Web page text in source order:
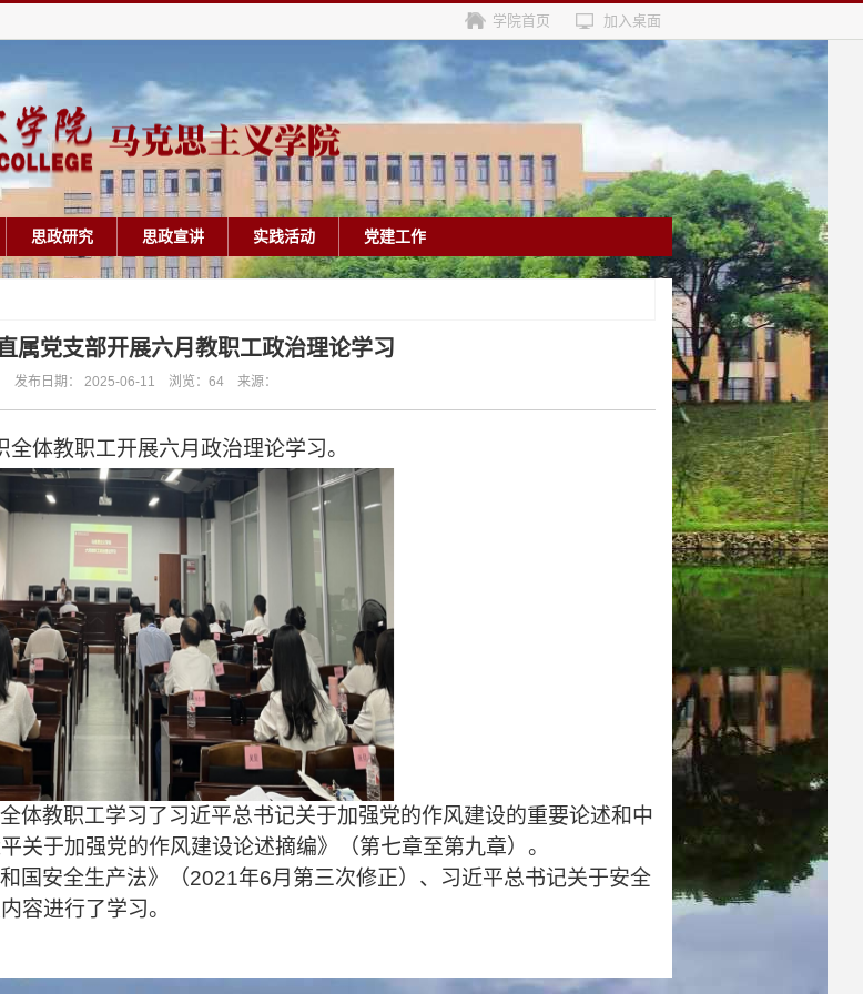
学院首页 加入桌面
思政研究 思政宣讲 实践活动 党建工作
属党支部开展六月教职工政治理论学习
发布日期： 2025-06-11 浏览： 64 来源：
体教职工开展六月政治理论学习。
体教职工学习了习近平总书记关于加强党的作风建设的重要论述和中
关于加强党的作风建设论述摘编》 （第七章至第九章）。
国安全生产法》（2021年6月第三次修正）、 习近平总书记关于安全
内容进行了学习。